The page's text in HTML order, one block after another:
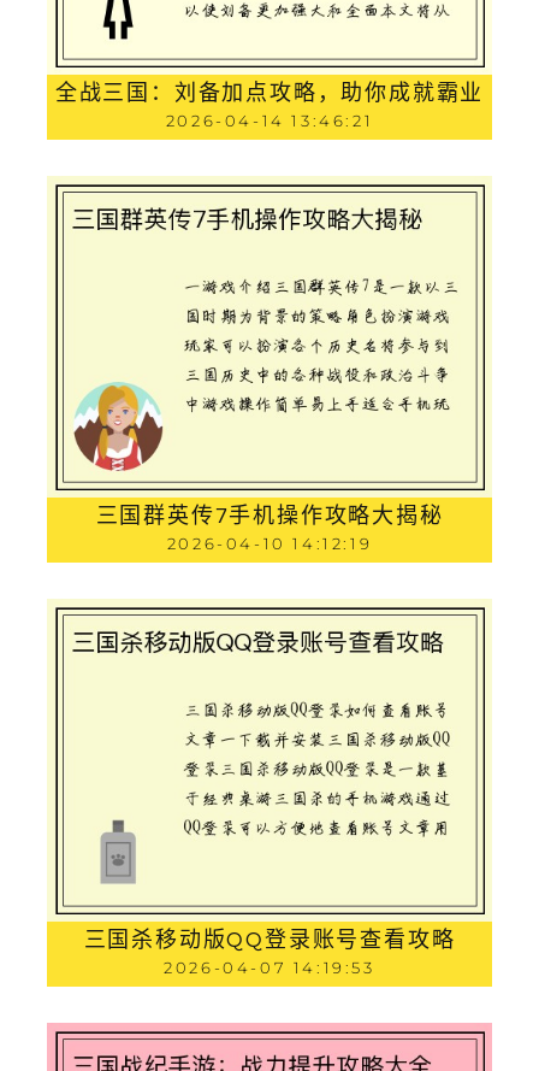
全战三国：刘备加点攻略，助你成就霸业
2026-04-14 13:46:21
三国群英传7手机操作攻略大揭秘
2026-04-10 14:12:19
三国杀移动版QQ登录账号查看攻略
2026-04-07 14:19:53